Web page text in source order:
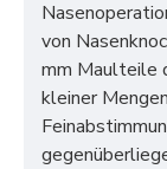
von
mm Maulteile
kleiner